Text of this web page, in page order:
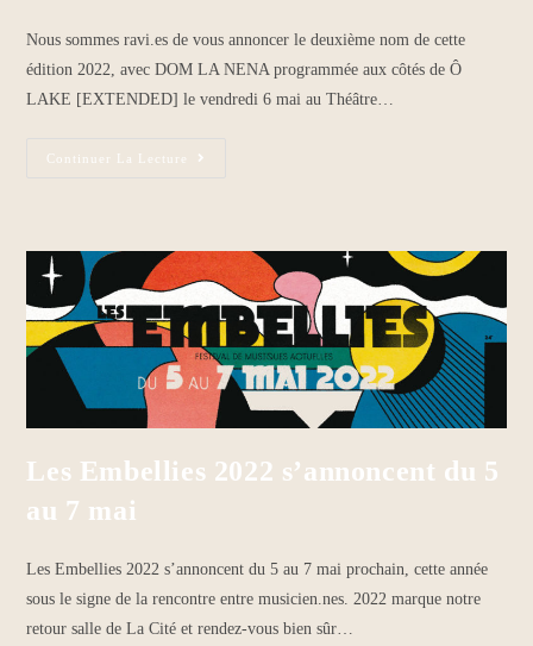
Nous sommes ravi.es de vous annoncer le deuxième nom de cette
édition 2022, avec DOM LA NENA programmée aux côtés de Ô
LAKE [EXTENDED] le vendredi 6 mai au Théâtre…
Continuer La Lecture
Les Embellies 2022 s’annoncent du 5
au 7 mai
Les Embellies 2022 s’annoncent du 5 au 7 mai prochain, cette année
sous le signe de la rencontre entre musicien.nes. 2022 marque notre
retour salle de La Cité et rendez-vous bien sûr…